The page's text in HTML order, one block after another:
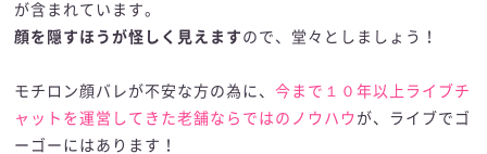
が含まれています。
顔を隠すほうが怪しく見えます ので、堂々としましょう！
モチロン顔バレが不安な方の為に、今まで１０年以上ライブチ
ャットを運営してきた老舗ならではのノウハウ が、ライブでゴ
ーゴーにはあります！